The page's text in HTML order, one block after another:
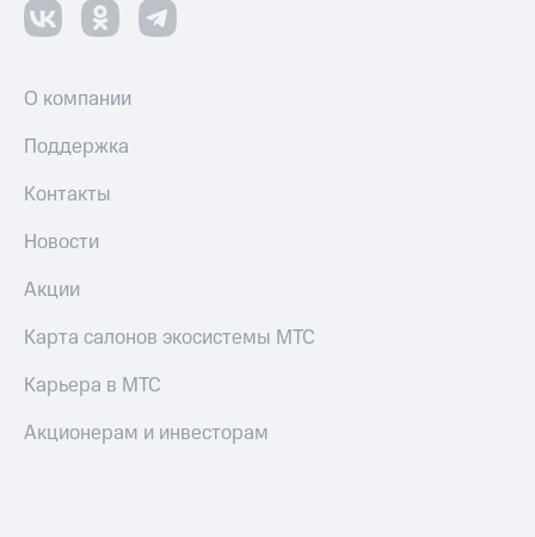
О компании
Поддержка
Контакты
Новости
Акции
Карта салонов экосистемы МТС
Карьера в МТС
Акционерам и инвесторам